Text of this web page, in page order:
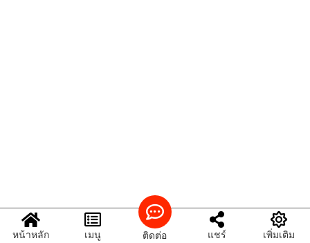
หน้าหลัก เมนู ติดต่อ แชร์ เพิ่มเติม